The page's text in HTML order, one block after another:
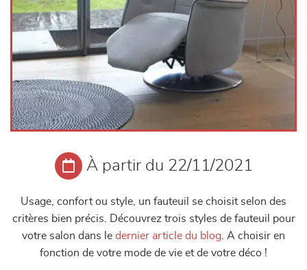
À partir du 22/11/2021
Usage, confort ou style, un fauteuil se choisit selon des
critères bien précis. Découvrez trois styles de fauteuil pour
votre salon dans le dernier article du blog . A choisir en
fonction de votre mode de vie et de votre déco !